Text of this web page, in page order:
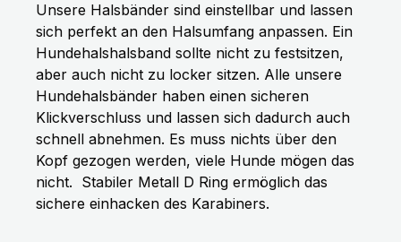
Unsere Halsbänder sind einstellbar und lassen
sich perfekt an den Halsumfang anpassen. Ein
Hundehalshalsband sollte nicht zu festsitzen,
aber auch nicht zu locker sitzen. Alle unsere
Hundehalsbänder haben einen sicheren
Klickverschluss und lassen sich dadurch auch
schnell abnehmen. Es muss nichts über den
Kopf gezogen werden, viele Hunde mögen das
nicht. Stabiler Metall D Ring ermöglich das
sichere einhacken des Karabiners.